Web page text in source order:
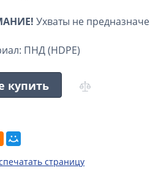
Ухваты не
ПНД (HDPE)
купить
страницу